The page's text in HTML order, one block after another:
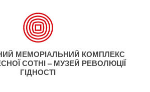
МЕМОРІАЛЬНИЙ КОМПЛЕКС
СОТНІ – МУЗЕЙ РЕВОЛЮЦІЇ
ГІДНОСТІ